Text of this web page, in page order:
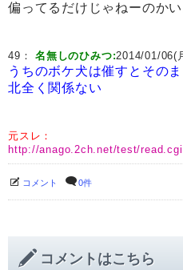
偏ってるだけじゃねーのかい
49：名無しのひみつ:2014/01/06(
うちのボケ犬は催すとその
北全く関係ない
元スレ：
http://anago.2ch.net/test/
コメント 0件
コメントはこちら